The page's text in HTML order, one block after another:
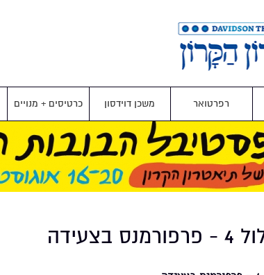
רפרטואר משכן דוידסון כרטיסים + מנויים
בצעידה